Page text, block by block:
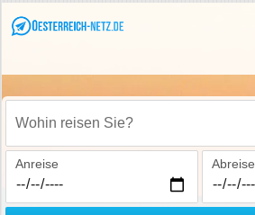
Wohin reisen Sie?
Anreise Abreise